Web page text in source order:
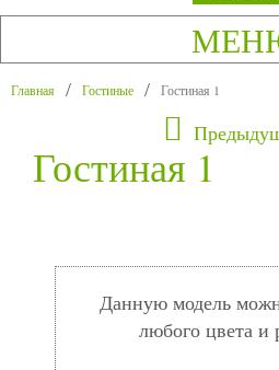
Главная Гостиные Гостиная 1
Гостиная 1
Данную модель
любого цвета и